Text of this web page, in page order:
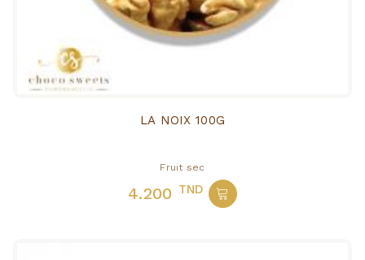
LA NOIX 100G
Fruit sec
4.200 TND